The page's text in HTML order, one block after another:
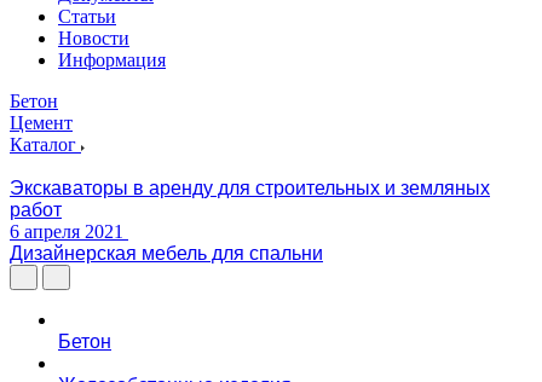
Статьи
Новости
Информация
Бетон
Цемент
Каталог
Экскаваторы в аренду для строительных и земляных
работ
6 апреля 2021
Дизайнерская мебель для спальни
Бетон